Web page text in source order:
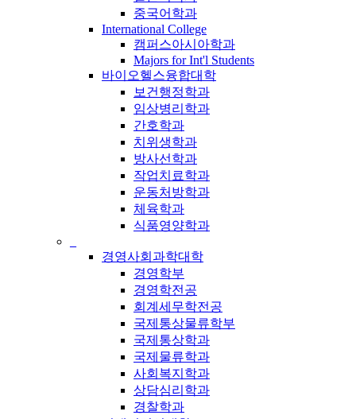
중국어학과
International College
캠퍼스아시아학과
Majors for Int'l Students
바이오헬스융합대학
보건행정학과
임상병리학과
간호학과
치위생학과
방사선학과
작업치료학과
운동처방학과
체육학과
식품영양학과
경영사회과학대학
경영학부
경영학전공
회계세무학전공
국제통상물류학부
국제통상학과
국제물류학과
사회복지학과
상담심리학과
경찰학과